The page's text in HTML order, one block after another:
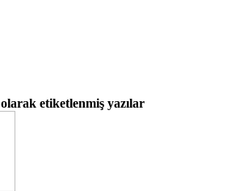
olarak etiketlenmiş yazılar